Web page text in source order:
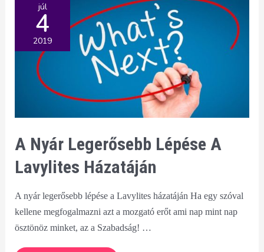
júl
4
2019
A Nyár Legerősebb Lépése A
Lavylites Házatáján
A nyár legerősebb lépése a Lavylites házatáján Ha egy szóval
kellene megfogalmazni azt a mozgató erőt ami nap mint nap
ösztönöz minket, az a Szabadság! …